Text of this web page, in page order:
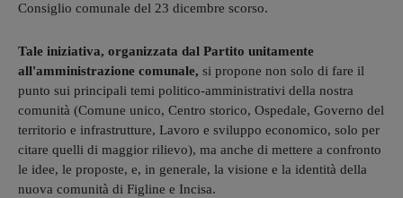
Consiglio comunale del 23 dicembre scorso.
Tale iniziativa, organizzata dal Partito unitamente
all'amministrazione comunale, si propone non solo di fare il
punto sui principali temi politico-amministrativi della nostra
comunità (Comune unico, Centro storico, Ospedale, Governo del
territorio e infrastrutture, Lavoro e sviluppo economico, solo per
citare quelli di maggior rilievo), ma anche di mettere a confronto
le idee, le proposte, e, in generale, la visione e la identità della
nuova comunità di Figline e Incisa.